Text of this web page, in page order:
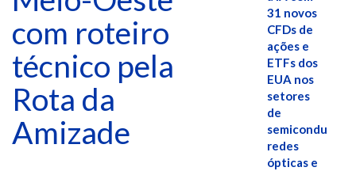
com roteiro
técnico pela
Rota da
Amizade
31 novos
CFDs de
ações e
ETFs dos
EUA nos
setores
de
redes
ópticas e